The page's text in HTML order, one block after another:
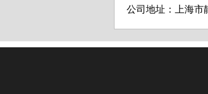
公司地址：上海市